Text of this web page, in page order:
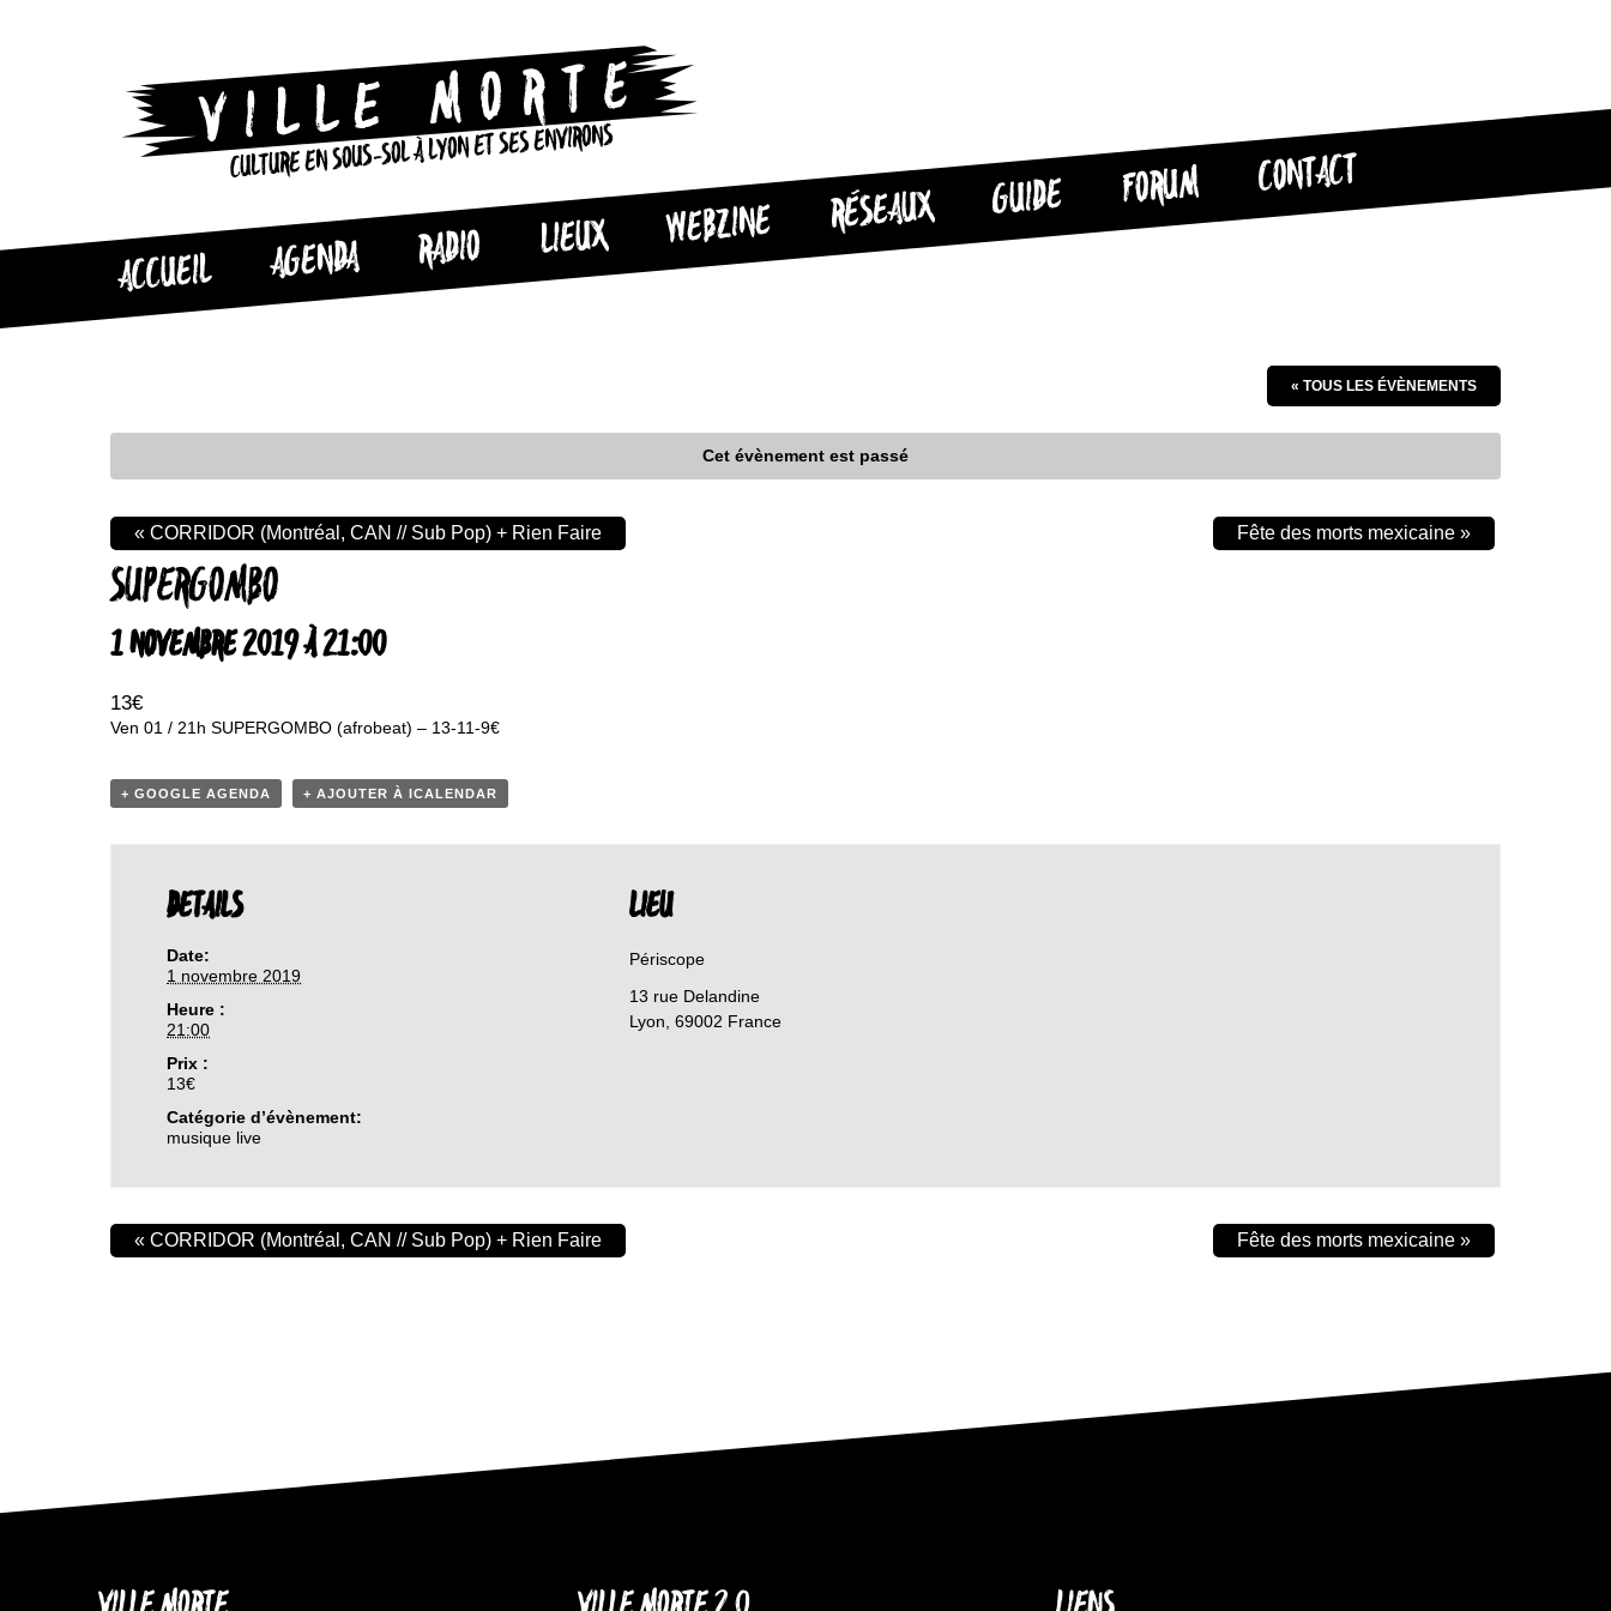
CULTURE EN SOUS-SOL À LYON ET SES ENVIRONS
ACCUEIL AGENDA RADIO LIEUX WEBZINE RÉSEAUX GUIDE FORUM CONTACT
« TOUS LES ÉVÈNEMENTS
Cet évènement est passé
SUPERGOMBO
1 NOVEMBRE 2019 À 21:00
13€
« CORRIDOR (Montréal, CAN // Sub Pop) + Rien Faire Fête des morts mexicaine »
Ven 01 / 21h SUPERGOMBO (afrobeat) – 13-11-9€
+ GOOGLE AGENDA + AJOUTER À ICALENDAR
DETAILS
Date:
1 novembre 2019
Heure :
21:00
Prix :
13€
Catégorie d’évènement:
musique live
LIEU
Périscope
13 rue Delandine
Lyon 69002 France
« CORRIDOR (Montréal, CAN // Sub Pop) + Rien Faire Fête des morts mexicaine »